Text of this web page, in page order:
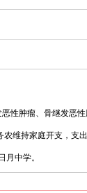
性肿瘤、骨继发恶
农维持家庭开支，支
月中学。